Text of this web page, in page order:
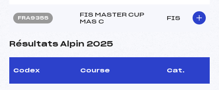
FRA9355
FIS MASTER CUP
MAS C
FIS
Résultats Alpin 2025
Codex Course Cat.